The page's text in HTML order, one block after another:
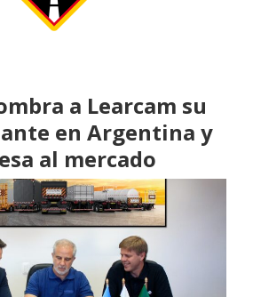
a Learcam su
en Argentina y
al mercado